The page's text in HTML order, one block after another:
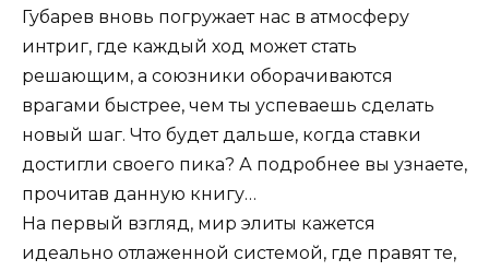
Губарев вновь погружает нас в атмосферу
интриг, где каждый ход может стать
решающим, а союзники оборачиваются
врагами быстрее, чем ты успеваешь сделать
новый шаг. Что будет дальше, когда ставки
достигли своего пика? А подробнее вы узнаете,
прочитав данную книгу…
На первый взгляд, мир элиты кажется
идеально отлаженной системой, где правят те,